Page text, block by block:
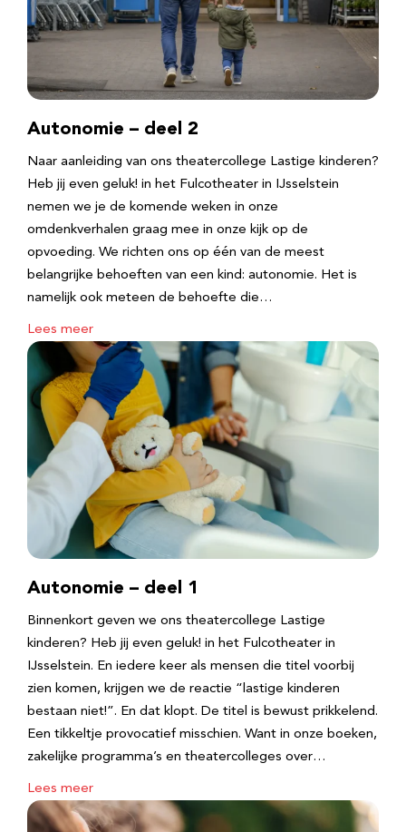
Autonomie – deel 2
Naar aanleiding van ons theatercollege Lastige kinderen?
Heb jij even geluk! in het Fulcotheater in IJsselstein
nemen we je de komende weken in onze
omdenkverhalen graag mee in onze kijk op de
opvoeding. We richten ons op één van de meest
belangrijke behoeften van een kind: autonomie. Het is
namelijk ook meteen de behoefte die…
Lees meer
Autonomie – deel 1
Binnenkort geven we ons theatercollege Lastige
kinderen? Heb jij even geluk! in het Fulcotheater in
IJsselstein. En iedere keer als mensen die titel voorbij
zien komen, krijgen we de reactie “lastige kinderen
bestaan niet!”. En dat klopt. De titel is bewust prikkelend.
Een tikkeltje provocatief misschien. Want in onze boeken,
zakelijke programma’s en theatercolleges over…
Lees meer